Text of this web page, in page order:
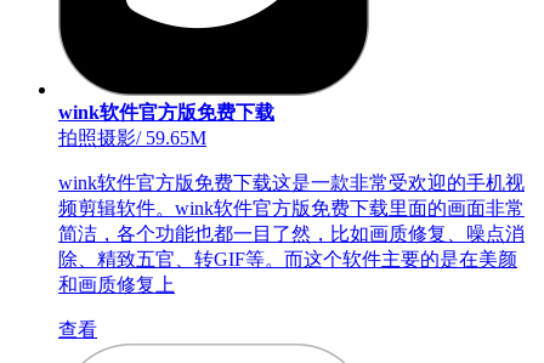
wink软件官方版免费下载
拍照摄影/59.65M
wink软件官方版免费下载这是一款非常受欢迎的手机视
频剪辑软件。wink软件官方版免费下载里面的画面非常
简洁，各个功能也都一目了然，比如画质修复、噪点消
除、精致五官、转GIF等。而这个软件主要的是在美颜
和画质修复上
查看